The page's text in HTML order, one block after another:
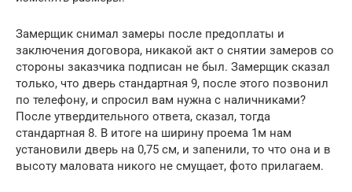
Замерщик снимал замеры после предоплаты и
заключения договора, никакой акт о снятии замеров со
стороны заказчика подписан не был. Замерщик сказал
только, что дверь стандартная 9, после этого позвонил
по телефону, и спросил вам нужна с наличниками?
После утвердительного ответа, сказал, тогда
стандартная 8. В итоге на ширину проема 1м нам
установили дверь на 0,75 см, и запенили, то что она и в
высоту маловата никого не смущает, фото прилагаем.